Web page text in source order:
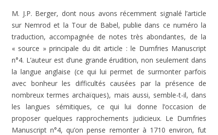
M. J.P. Berger, dont nous avons récemment signalé l’article
sur Nemrod et la Tour de Babel, publie dans ce numéro la
traduction, accompagnée de notes très abondantes, de la
« source » principale du dit article : le Dumfries Manuscript
n°4. L’auteur est d’une grande érudition, non seulement dans
la langue anglaise (ce qui lui permet de surmonter parfois
avec bonheur les difficultés causées par la présence de
nombreux termes archaïques), mais aussi, semble-t-il, dans
les langues sémitiques, ce qui lui donne l’occasion de
proposer quelques rapprochements judicieux. Le Dumfries
Manuscript n°4, qu’on pense remonter à 1710 environ, fut